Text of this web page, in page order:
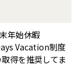
年始休暇
Vacation制度
得を推奨してま